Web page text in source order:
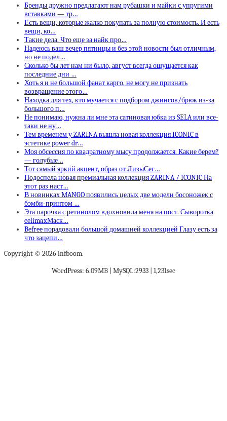
Бренды дружно предлагают нам рубашки и майки с упругими
вставками — тр…
Есть вещи, которые жалко покупать за полную стоимость. И есть
вещи, ко…
Такие дела. Что еще за найк про…
Надеюсь ваш вечер пятницы и без этой новости был отличным,
но не подел…
Сколько бы лет нам ни было, август всегда ощущается как
последние дни …
Хоть я и не большой фанат карго, не могу не признать
возвращение этого…
Находка для тех, кто мучается с подбором джинсов/брюк из-за
большого п…
Не понимаю, нужна ли мне эта сатиновая юбка из SELA или все-
таки не ну…
Тем временем у ZARINA вышла новая коллекция ICONIC в
эстетике power dr…
Моя обсессия по квадратному мысу продолжается. Какие берем?
— голубые…
Тот самый яркий акцент, образ от ЛизыСег…
Подоспела новая премиальная коллекция ZARINA / ICONIC На
этот раз наст…
В новинках MANGO появились целых две модели босоножек с
бэмби-принтом …
Эта парочка с ретинолом вдохновила меня на пост. Сыворотка
celimaxМаск…
Befree порадовали большой домашней коллекцией Глазу есть за
что зацепи…
Copyright © 2026 infboom.
WordPress: 6.09MB | MySQL:2933 | 1,231sec